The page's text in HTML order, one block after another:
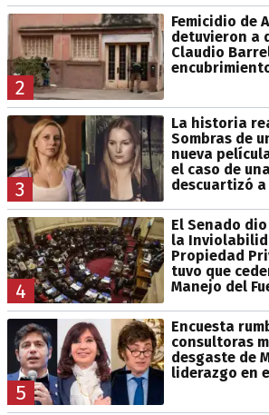
2
Femicidio de
detuvieron a
Claudio
3
La historia
Sombras de
nueva
el caso de
descuartizó
4
El Senado
la
Propiedad
tuvo que
Manejo del
5
Encuesta
consultoras
desgaste de
liderazgo en